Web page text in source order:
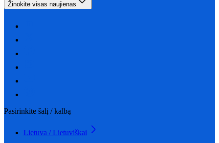
Žinokite visas naujienas
Pasirinkite šalį / kalbą
Lietuva / Lietuviškai